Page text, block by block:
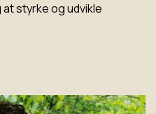
styrke og udvikle